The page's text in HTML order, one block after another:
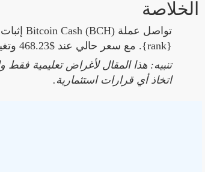
الخلاصة
{rank}. مع سعر حالي عند $468.23 وتغير يومي بنسبة 3.03%, تظل العملة محط اهتمام المستثمرين والمتداولين.
تنبيه: هذا المقال لأغراض تعليمية
اتخاذ أي قرارات استثمارية.